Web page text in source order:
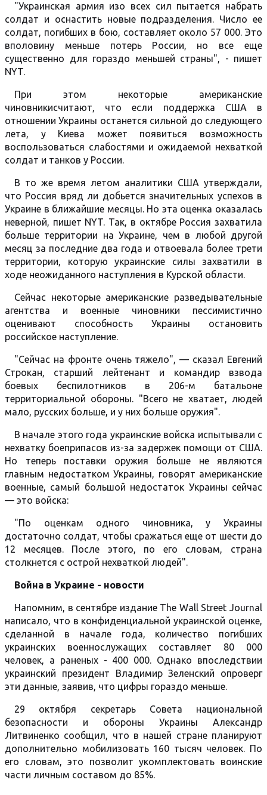
"Украинская армия изо всех сил пытается набрать
солдат и оснастить новые подразделения. Число ее
солдат, погибших в бою, составляет около 57 000. Это
вполовину меньше потерь России, но все еще
существенно для гораздо меньшей страны", - пишет
NYT.
При этом некоторые американские
чиновникисчитают, что если поддержка США в
отношении Украины останется сильной до следующего
лета, у Киева может появиться возможность
воспользоваться слабостями и ожидаемой нехваткой
солдат и танков у России.
В то же время летом аналитики США утверждали,
что Россия вряд ли добьется значительных успехов в
Украине в ближайшие месяцы. Но эта оценка оказалась
неверной, пишет NYT. Так, в октябре Россия захватила
больше территории на Украине, чем в любой другой
месяц за последние два года и отвоевала более трети
территории, которую украинские силы захватили в
ходе неожиданного наступления в Курской области.
Сейчас некоторые американские разведывательные
агентства и военные чиновники пессимистично
оценивают способность Украины остановить
российское наступление.
"Сейчас на фронте очень тяжело", — сказал Евгений
Строкан, старший лейтенант и командир взвода
боевых беспилотников в 206-м батальоне
территориальной обороны. "Всего не хватает, людей
мало, русских больше, и у них больше оружия".
В начале этого года украинские войска испытывали с
нехватку боеприпасов из-за задержек помощи от США.
Но теперь поставки оружия больше не являются
главным недостатком Украины, говорят американские
военные, самый большой недостаток Украины сейчас
— это войска:
"По оценкам одного чиновника, у Украины
достаточно солдат, чтобы сражаться еще от шести до
12 месяцев. После этого, по его словам, страна
столкнется с острой нехваткой людей".
Война в Украине - новости
Напомним, в сентябре издание The Wall Street Journal
написало, что в конфиденциальной украинской оценке,
сделанной в начале года, количество погибших
украинских военнослужащих составляет 80 000
человек, а раненых - 400 000. Однако впоследствии
украинский президент Владимир Зеленский опроверг
эти данные, заявив, что цифры гораздо меньше.
29 октября секретарь Совета национальной
безопасности и обороны Украины Александр
Литвиненко сообщил, что в нашей стране планируют
дополнительно мобилизовать 160 тысяч человек. По
его словам, это позволит укомплектовать воинские
части личным составом до 85%.